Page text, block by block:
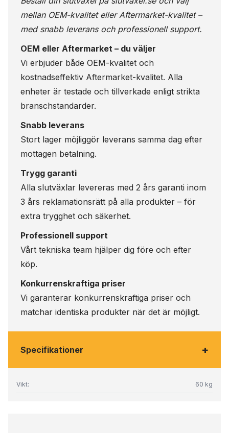
mellan OEM-kvalitet eller Aftermarket-kvalitet –
med snabb leverans och professionell support.
OEM eller Aftermarket – du väljer
Vi erbjuder både OEM-kvalitet och
kostnadseffektiv Aftermarket-kvalitet. Alla
enheter är testade och tillverkade enligt strikta
branschstandarder.
Snabb leverans
Stort lager möjliggör leverans samma dag efter
mottagen betalning.
Trygg garanti
Alla slutväxlar levereras med 2 års garanti inom
3 års reklamationsrätt på alla produkter – för
extra trygghet och säkerhet.
Professionell support
Vårt tekniska team hjälper dig före och efter
köp.
Konkurrenskraftiga priser
Vi garanterar konkurrenskraftiga priser och
matchar identiska produkter när det är möjligt.
Specifikationer +
Vikt: 60 kg